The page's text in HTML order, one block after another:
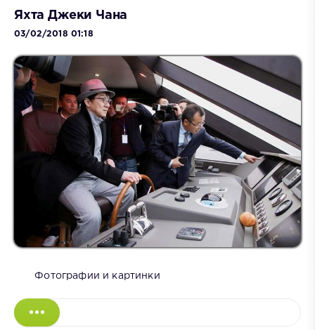
Яхта Джеки Чана
03/02/2018 01:18
Фотографии и картинки